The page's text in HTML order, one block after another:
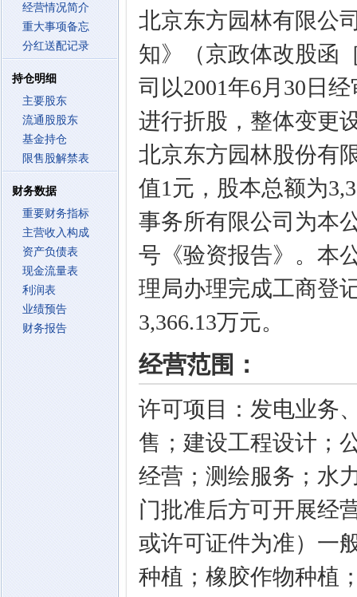
经营情况简介
重大事项备忘
分红送配记录
持仓明细
主要股东
流通股股东
基金持仓
限售股解禁表
财务数据
重要财务指标
主营收入构成
资产负债表
现金流量表
利润表
业绩预告
财务报告
北京东方园林有限公
知》（京政体改股函
司以2001年6月30日
进行折股，整体变更
北京东方园林股份有
值1元，股本总额为
事务所有限公司为本
号《验资报告》。本
理局办理完成工商登
3,366.13万元。
经营范围：
许可项目：发电业务
售；建设工程设计；
经营；测绘服务；水
门批准后方可开展经
或许可证件为准）一
种植；橡胶作物种植